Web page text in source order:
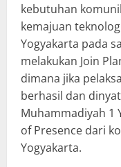
kebutuhan
kemajuan
Yogyakarta pada
melakukan Join
dimana jika
berhasil dan
Muhammadiyah 1
of Presence dari
Yogyakarta.